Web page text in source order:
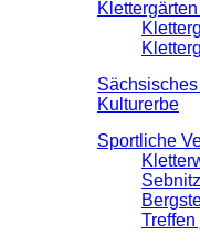
Kulturerbe
Sportliche